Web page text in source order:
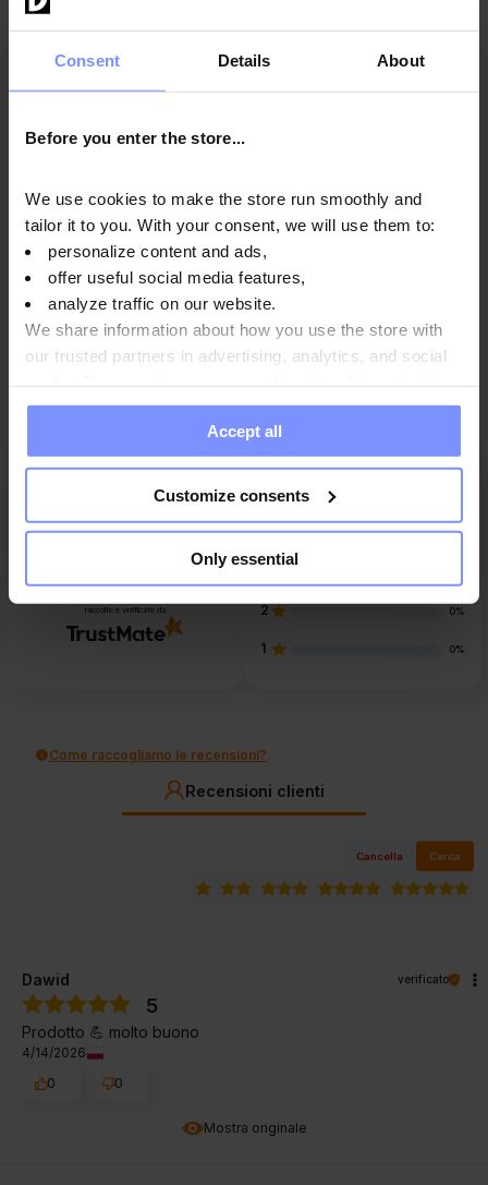
Consent Details About
Before you enter the store...
We use cookies to make the store run smoothly and
tailor it to you. With your consent, we will use them to:
personalize content and ads,
offer useful social media features,
analyze traffic on our website.
We share information about how you use the store with
our trusted partners in advertising, analytics, and social
information you have provided to them or that they have
collected when you use their services. Do you agree?
Accept all
Customize consents
Only essential
Produttore:
Domande e risposte
raccolte e verificate da
5
4 6%
2 0%
1 0%
Come raccogliamo le recensioni?
Recensioni clienti
Cancella Cerca
Mostra originale
Dawid verificato
5
Prodotto 💪 molto buono
4/14/2026
0
0